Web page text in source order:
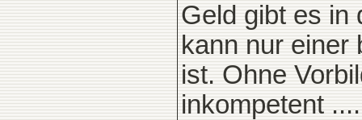
Geld gibt es in
kann nur einer
ist. Ohne
inkompetent